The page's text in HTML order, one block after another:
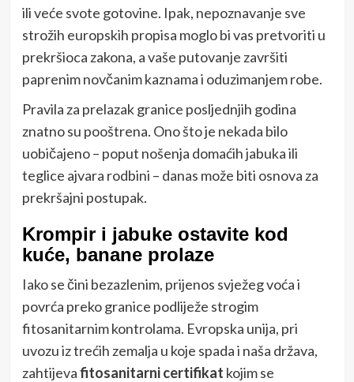
ili veće svote gotovine. Ipak, nepoznavanje sve
strožih europskih propisa moglo bi vas pretvoriti u
prekršioca zakona, a vaše putovanje završiti
paprenim novčanim kaznama i oduzimanjem robe.
Pravila za prelazak granice posljednjih godina
znatno su pooštrena. Ono što je nekada bilo
uobičajeno – poput nošenja domaćih jabuka ili
teglice ajvara rodbini – danas može biti osnova za
prekršajni postupak.
Krompir i jabuke ostavite kod
kuće, banane prolaze
Iako se čini bezazlenim, prijenos svježeg voća i
povrća preko granice podliježe strogim
fitosanitarnim kontrolama. Evropska unija, pri
uvozu iz trećih zemalja u koje spada i naša država,
zahtijevafitosanitarni certifikat kojim se